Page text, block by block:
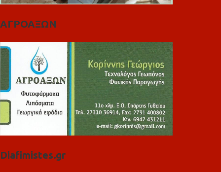
ΑΓΡΟΑΞΩΝ
Diafimistes.gr